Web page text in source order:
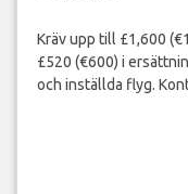
Kräv upp till £1,600
£520 (€600) i
och inställda flyg.